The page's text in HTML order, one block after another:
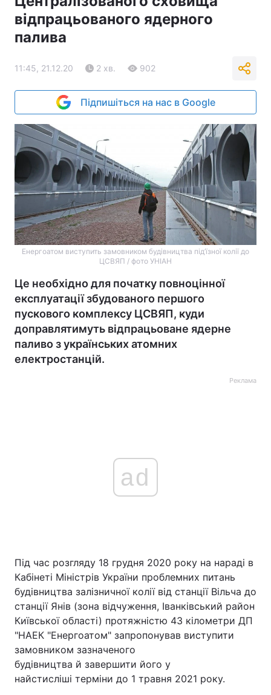
відпрацьованого ядерного
палива
11:45, 21.12.20 2 хв. 902
Підпишіться на нас в Google
Енергоатом виступить замовником будівництва під’їзної колії до
ЦСВЯП / фото УНІАН
Це необхідно для початку повноцінної
експлуатації збудованого першого
пускового комплексу ЦСВЯП, куди
доправлятимуть відпрацьоване ядерне
паливо з українських атомних
електростанцій.
Реклама
ad
Під час розгляду 18 грудня 2020 року на нараді в
Кабінеті Міністрів України проблемних питань
будівництва залізничної колії від станції Вільча до
станції Янів (зона відчуження, Іванківський район
Київської області) протяжністю 43 кілометри ДП
"НАЕК "Енергоатом" запропонував виступити
замовником зазначеного
будівництва й завершити його у
найстисліші терміни до 1 травня 2021 року.